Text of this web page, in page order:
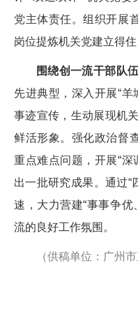
党主体责任。组织开展
岗位提炼机关党建立得
围绕创一流干部队
先进典型，深入开展“
事迹宣传，生动展现机
鲜活形象。强化政治督
重点难点问题，开展“深
出一批研究成果。通过“
速，大力营建“事事争优
流的良好工作氛围。
（供稿单位：广州